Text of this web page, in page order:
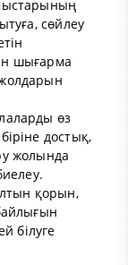
сөйлеу
шығарма
өз
достық,
жолында
қорын,
білуге